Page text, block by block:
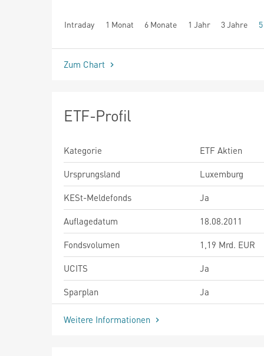
Intraday 1 Monat 6 Monate 1 Jahr 3 Jahre
seit Beginn
Zum Chart
ETF-Profil
Kategorie
ETF Aktien
Ursprungsland
Luxemburg
KESt-Meldefonds
Ja
Auflagedatum
18.08.2011
Fondsvolumen
1,19 Mrd. EUR
UCITS
Ja
Sparplan
Ja
Weitere Informationen